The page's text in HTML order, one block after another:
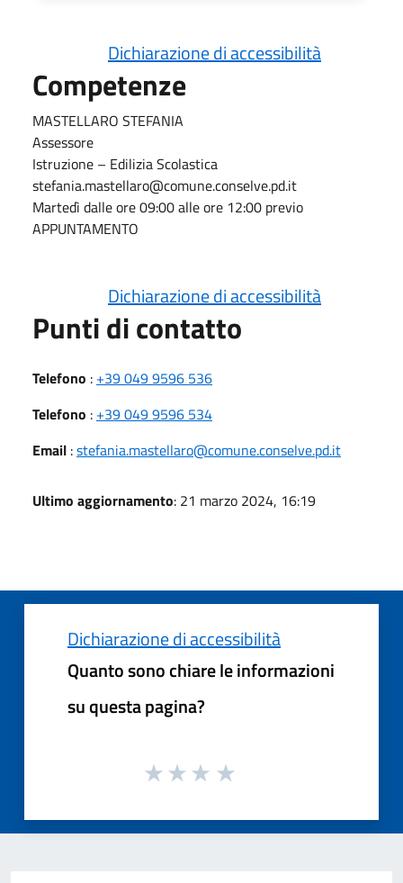
Dichiarazione di accessibilità
Competenze
MASTELLARO STEFANIA
Assessore
Istruzione – Edilizia Scolastica
stefania.mastellaro@comune.conselve.pd.it
Martedì dalle ore 09:00 alle ore 12:00 previo
APPUNTAMENTO
Dichiarazione di accessibilità
Punti di contatto
Telefono : +39 049 9596 536
Telefono : +39 049 9596 534
Email :stefania.mastellaro@comune.conselve.pd.it
Ultimo aggiornamento: 21 marzo 2024, 16:19
Dichiarazione di accessibilità
Quanto sono chiare le informazioni
su questa pagina?